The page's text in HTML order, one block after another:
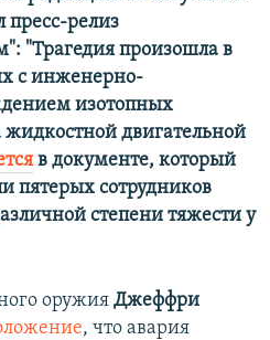
пресс-релиз
"Трагедия произошла в
с инженерно-
изотопных
двигательной
в документе, который
пятерых сотрудников
степени тяжести у
оружия Джеффри
, что авария